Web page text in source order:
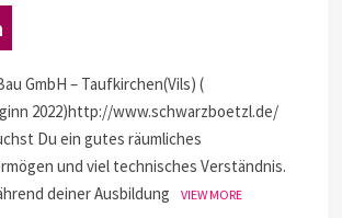
GmbH – Taufkirchen(Vils) (
2022)http://www.schwarzboetzl.de/
Du ein gutes räumliches
und viel technisches Verständnis.
deiner Ausbildung
VIEW MORE